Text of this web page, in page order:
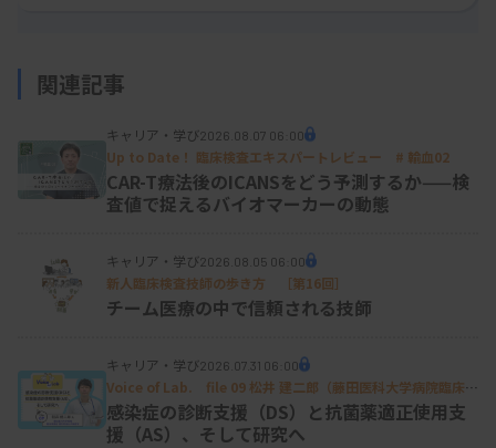
のでしょうか。
短大時代、寄生虫学や病理学の先生の講義がおもし
ろくて、先生のいらなくなった専門雑誌をもらって
読んでいました。教科書で勉強できなかったことも
事をしていきたいなと思っていました。
短大卒業後は、川崎医科大学附属病院に入職しまし
た。本を読むのにお金がかからないから、図書館の
ある病院に行きたいと先生に相談したところ、それ
なら大学病院だろうということで、迷うことはなか
関連記事
キャリア・学び2026.08.07 06:00
Up to Date！ 臨床検査エキスパートレビュー # 輸血02
CAR-T療法後のICANSをどう予測するか——検
査値で捉えるバイオマーカーの動態
キャリア・学び2026.08.05 06:00
新人臨床検査技師の歩き方 ［第16回］
チーム医療の中で信頼される技師
キャリア・学び2026.07.31 06:00
Voice of Lab. file 09 松井 建二郎（藤田医科大学病院臨床検
査部微生物遺伝子検査室
）
感染症の診断支援（DS）と抗菌薬適正使用支
援（AS）、そして研究へ